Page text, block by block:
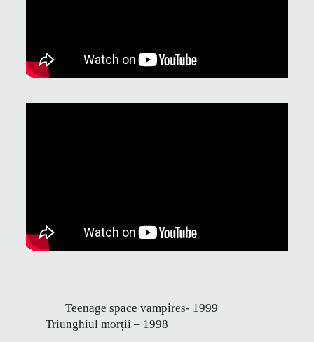
Teenage space vampires- 1999
Triunghiul morții – 1998